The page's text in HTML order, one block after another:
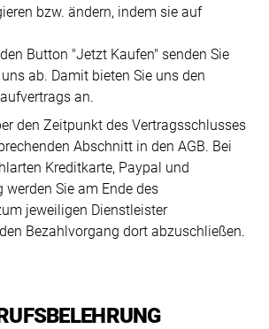
bzw. ändern, indem sie auf
Button "Jetzt Kaufen" senden Sie
ab. Damit bieten Sie uns den
an.
den Zeitpunkt des Vertragsschlusses
Abschnitt in den AGB. Bei
Kreditkarte, Paypal und
Sie am Ende des
jeweiligen Dienstleister
Bezahlvorgang dort abzuschließen.